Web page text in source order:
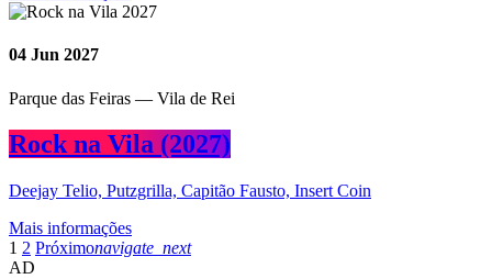
04 Jun 2027
Parque das Feiras — Vila de Rei
Rock na Vila (2027)
Deejay Telio, Putzgrilla, Capitão Fausto, Insert Coin
Mais informações
1 2 Próximonavigate_next
AD